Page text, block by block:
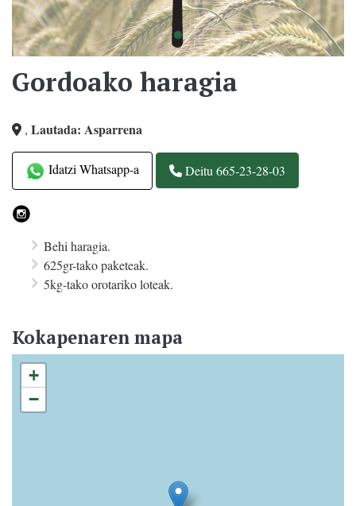
Gordoako haragia
, Lautada: Asparrena
Idatzi Whatsapp-a Deitu 665-23-28-03
Behi haragia.
625gr-tako paketeak.
5kg-tako orotariko loteak.
Kokapenaren mapa
+
−